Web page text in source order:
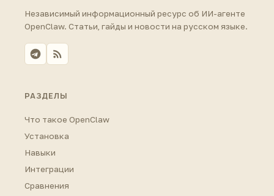
Независимый информационный ресурс об ИИ-агенте
OpenClaw. Статьи, гайды и новости на русском языке.
РАЗДЕЛЫ
Что такое OpenClaw
Установка
Навыки
Интеграции
Сравнения